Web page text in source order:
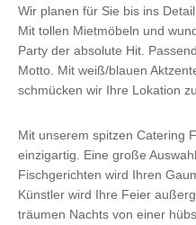
Wir planen für Sie bis ins
Mit tollen Mietmöbeln und
Party der absolute Hit.
Motto. Mit weiß/blauen
schmücken wir Ihre Lokation
Mit unserem spitzen Catering
einzigartig. Eine große
Fischgerichten wird Ihren
Künstler wird Ihre Feier
träumen Nachts von einer